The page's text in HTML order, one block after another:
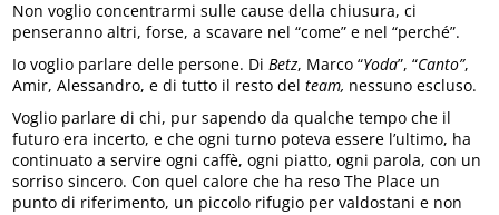
Non voglio concentrarmi sulle cause della chiusura, ci
penseranno altri, forse, a scavare nel “come” e nel “perché”.
Io voglio parlare delle persone. DiBetz, Marco “Yoda”, “Canto”,
Amir, Alessandro, e di tutto il resto delteam, nessuno escluso.
Voglio parlare di chi, pur sapendo da qualche tempo che il
futuro era incerto, e che ogni turno poteva essere l’ultimo, ha
continuato a servire ogni caffè, ogni piatto, ogni parola, con un
sorriso sincero. Con quel calore che ha reso The Place un
punto di riferimento, un piccolo rifugio per valdostani e non